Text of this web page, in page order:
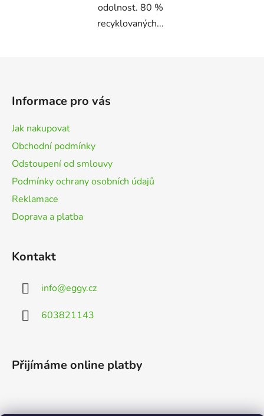
odolnost. 80 %
recyklovaných...
Informace pro vás
Jak nakupovat
Obchodní podmínky
Odstoupení od smlouvy
Podmínky ochrany osobních údajů
Reklamace
Doprava a platba
Kontakt
info@eggy.cz
603821143
Přijímáme online platby